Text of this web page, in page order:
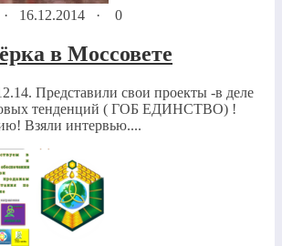
· 16.12.2014 · 0
в Моссовете
Представили свои проекты -в деле
тенденций ( ГОБ ЕДИНСТВО) !
Взяли интервью....